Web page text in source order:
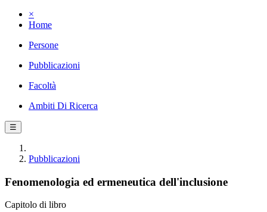
×
Home
Persone
Pubblicazioni
Facoltà
Ambiti Di Ricerca
☰
Pubblicazioni
Fenomenologia ed ermeneutica dell'inclusione
Capitolo di libro